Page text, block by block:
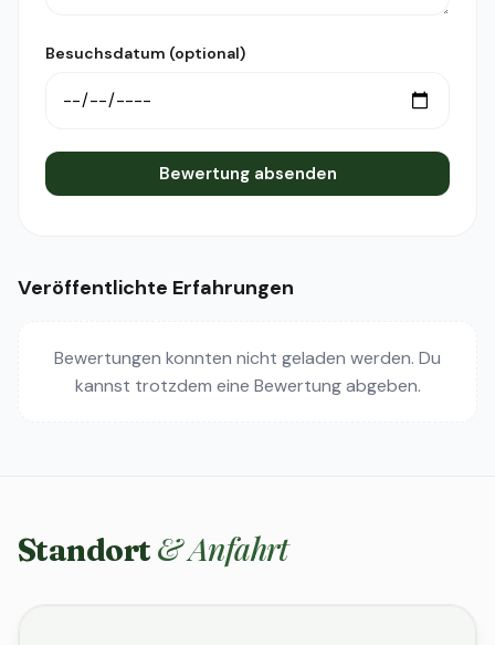
Besuchsdatum (optional)
Bewertung absenden
Veröffentlichte Erfahrungen
Bewertungen konnten nicht geladen werden. Du
kannst trotzdem eine Bewertung abgeben.
Standort & Anfahrt